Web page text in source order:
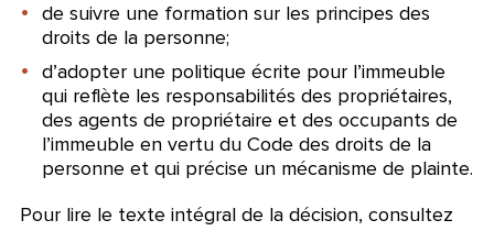
de suivre une formation sur les principes des
droits de la personne;
d’adopter une politique écrite pour l’immeuble
qui reflète les responsabilités des propriétaires,
des agents de propriétaire et des occupants de
l’immeuble en vertu du Code des droits de la
personne et qui précise un mécanisme de plainte.
Pour lire le texte intégral de la décision, consultez